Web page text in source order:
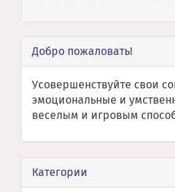
Добро пожаловать!
Усовершенствуйте свои
эмоциональные и
веселым и игровым
Категории